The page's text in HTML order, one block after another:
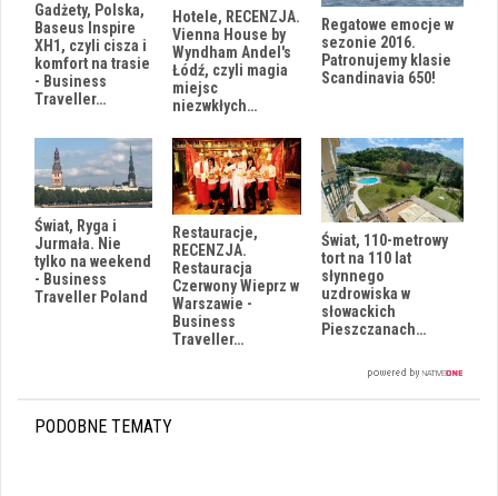
Gadżety, Polska,
Baseus Inspire
XH1, czyli cisza i
komfort na trasie
- Business
Traveller…
Hotele, RECENZJA.
Vienna House by
Wyndham Andel's
Łódź, czyli magia
miejsc
niezwkłych…
Regatowe emocje w
sezonie 2016.
Patronujemy klasie
Scandinavia 650!
Świat, Ryga i
Jurmała. Nie
tylko na weekend
- Business
Traveller Poland
Restauracje,
RECENZJA.
Restauracja
Czerwony Wieprz w
Warszawie -
Business
Traveller…
Świat, 110-metrowy
tort na 110 lat
słynnego
uzdrowiska w
słowackich
Pieszczanach…
PODOBNE TEMATY